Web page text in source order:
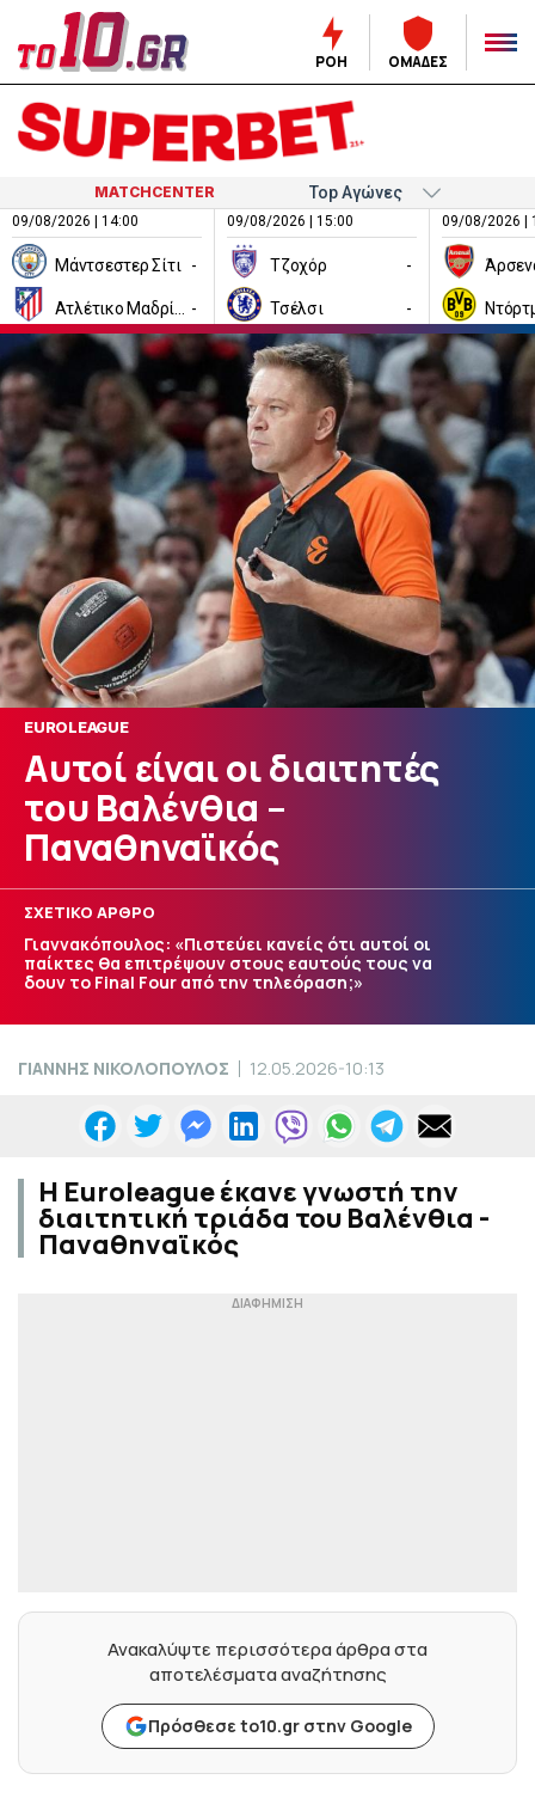
ΡΟΗ ΟΜΑΔΕΣ
MATCHCENTER
09/08/2026 | 14:00
Μάντσεστερ Σίτι -
-
09/08/2026 | 15:00
Τζοχόρ -
Τσέλσι -
09/08/2026 |
EUROLEAGUE
Αυτοί είναι οι διαιτητές
του Βαλένθια –
Παναθηναϊκός
ΣΧΕΤΙΚΟ ΑΡΘΡΟ
Γιαννακόπουλος: «Πιστεύει κανείς ότι αυτοί οι
παίκτες θα επιτρέψουν στους εαυτούς τους να
δουν το Final Four από την τηλεόραση;»
ΓΙΑΝΝΗΣ ΝΙΚΟΛΟΠΟΥΛΟΣ 12.05.2026-10:13
Η Euroleague έκανε γνωστή την
διαιτητική τριάδα του Βαλένθια -
Παναθηναϊκός
Ανακαλύψτε περισσότερα άρθρα στα
αποτελέσματα αναζήτησης
Πρόσθεσε to10.gr στην Google